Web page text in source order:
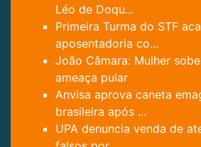
Léo de Doqu...
Primeira Turma do STF
aposentadoria co...
João Câmara: Mulher
ameaça pular
Anvisa aprova caneta
brasileira após ...
UPA denuncia venda de